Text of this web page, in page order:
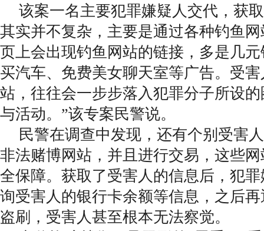
该案一名主要犯罪嫌疑人交代，获
其实并不复杂，主要是通过各种钓鱼
页上会出现钓鱼网站的链接，多是几
买汽车、免费美女聊天室等广告。受
站，往往会一步步落入犯罪分子所设
与活动。”该专案民警说。
民警在调查中发现，还有个别受害
非法赌博网站，并且进行交易，这些
全保障。获取了受害人的信息后，犯
询受害人的银行卡余额等信息，之后
盗刷，受害人甚至根本无法察觉。